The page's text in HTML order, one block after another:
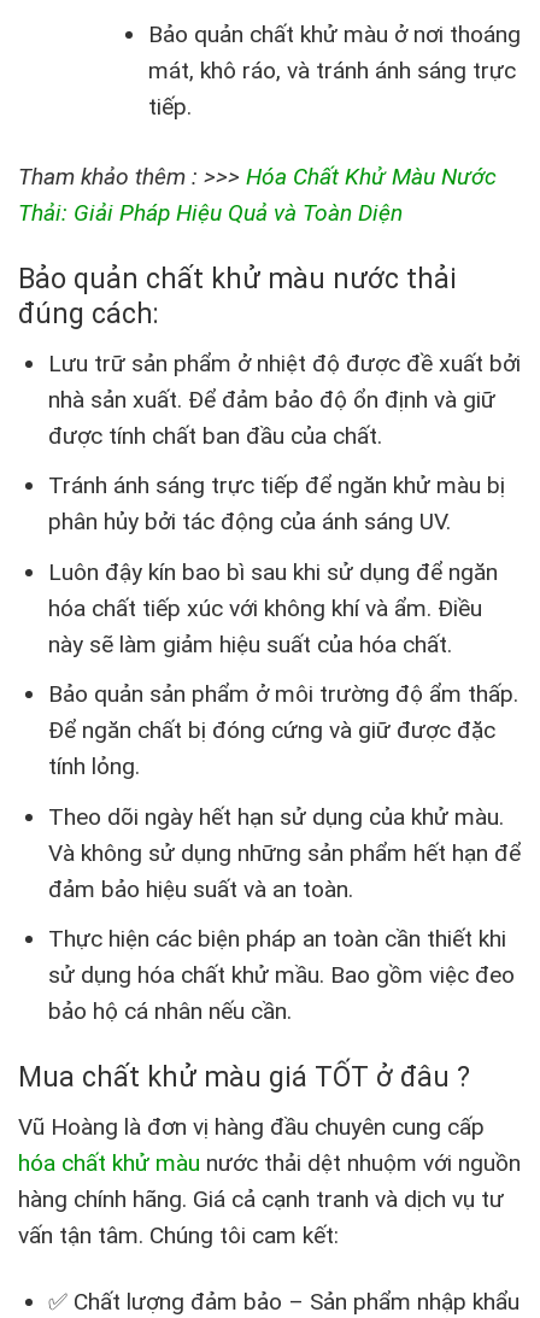
Bảo quản chất khử màu ở nơi thoáng
mát, khô ráo, và tránh ánh sáng trực
tiếp.
Tham khảo thêm : >>> Hóa Chất Khử Màu Nước
Thải: Giải Pháp Hiệu Quả và Toàn Diện
Bảo quản chất khử màu nước thải
đúng cách:
Lưu trữ sản phẩm ở nhiệt độ được đề xuất bởi
nhà sản xuất. Để đảm bảo độ ổn định và giữ
được tính chất ban đầu của chất.
Tránh ánh sáng trực tiếp để ngăn khử màu bị
phân hủy bởi tác động của ánh sáng UV.
Luôn đậy kín bao bì sau khi sử dụng để ngăn
hóa chất tiếp xúc với không khí và ẩm. Điều
này sẽ làm giảm hiệu suất của hóa chất.
Bảo quản sản phẩm ở môi trường độ ẩm thấp.
Để ngăn chất bị đóng cứng và giữ được đặc
tính lỏng.
Theo dõi ngày hết hạn sử dụng của khử màu.
Và không sử dụng những sản phẩm hết hạn để
đảm bảo hiệu suất và an toàn.
Thực hiện các biện pháp an toàn cần thiết khi
sử dụng hóa chất khử mầu. Bao gồm việc đeo
bảo hộ cá nhân nếu cần.
Mua chất khử màu giá TỐT ở đâu ?
Vũ Hoàng là đơn vị hàng đầu chuyên cung cấp
hóa chất khử màu nước thải dệt nhuộm với nguồn
hàng chính hãng. Giá cả cạnh tranh và dịch vụ tư
vấn tận tâm. Chúng tôi cam kết:
✅ Chất lượng đảm bảo – Sản phẩm nhập khẩu